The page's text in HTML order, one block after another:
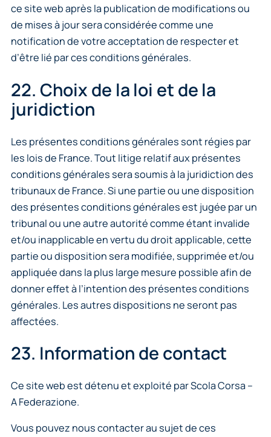
ce site web après la publication de modifications ou
de mises à jour sera considérée comme une
notification de votre acceptation de respecter et
d’être lié par ces conditions générales.
22. Choix de la loi et de la
juridiction
Les présentes conditions générales sont régies par
les lois de France. Tout litige relatif aux présentes
conditions générales sera soumis à la juridiction des
tribunaux de France. Si une partie ou une disposition
des présentes conditions générales est jugée par un
tribunal ou une autre autorité comme étant invalide
et/ou inapplicable en vertu du droit applicable, cette
partie ou disposition sera modifiée, supprimée et/ou
appliquée dans la plus large mesure possible afin de
donner effet à l’intention des présentes conditions
générales. Les autres dispositions ne seront pas
affectées.
23. Information de contact
Ce site web est détenu et exploité par Scola Corsa –
A Federazione.
Vous pouvez nous contacter au sujet de ces